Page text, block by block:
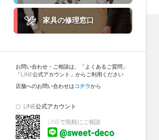
家具の修理窓口
お問い合わせ・ご相談は、「よくあるご質問」
「LINE公式アカウント」からご利用ください
店舗へのお問い合わせはコチラから
LINE公式アカウント
LINEで気軽にご相談
@sweet-deco